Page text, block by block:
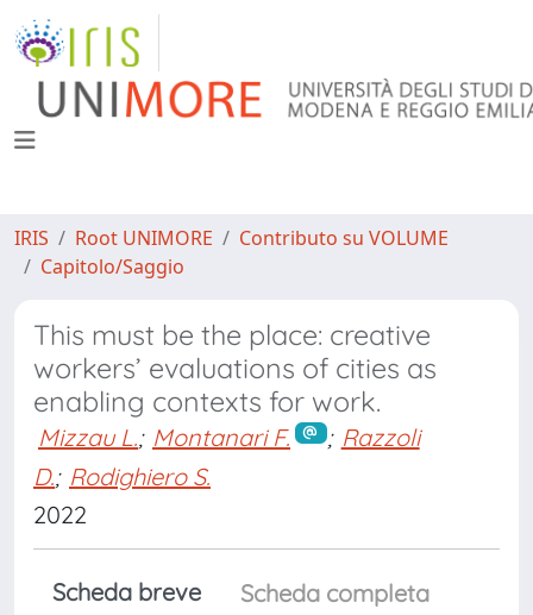
IRIS Root UNIMORE
Contributo su VOLUME
Capitolo/Saggio
This must be the place: creative
workers’ evaluations of cities as
enabling contexts for work.
Mizzau L.; Montanari F. ; Razzoli
D.; Rodighiero S.
2022
Scheda breve
Scheda completa